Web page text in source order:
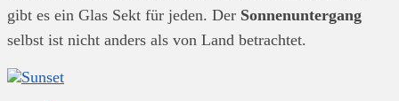
gibt es ein Glas Sekt für jeden. Der Sonnenuntergang
selbst ist nicht anders als von Land betrachtet.